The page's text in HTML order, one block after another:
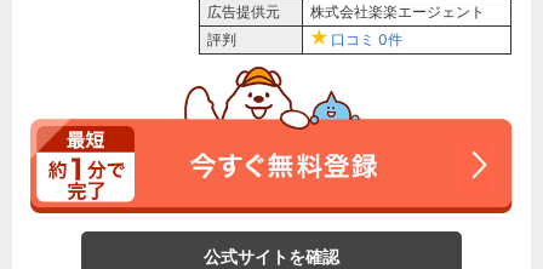
広告提供元
株式会社楽楽エージェント
評判
口コミ 0件
公式サイトを確認